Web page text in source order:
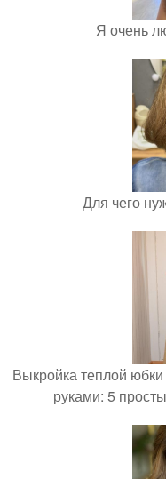
Я очень
Для чего
Выкройка теплой
руками: 5